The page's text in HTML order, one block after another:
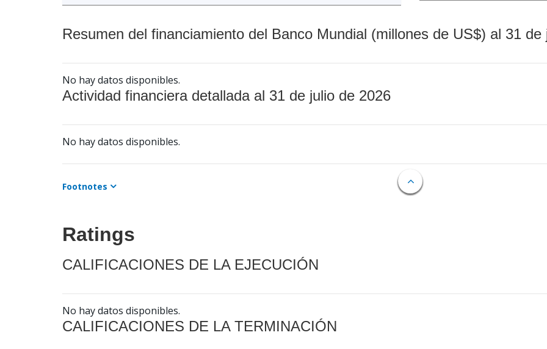
Resumen del financiamiento del Banco Mundial (millones de US$) al 31 de
No hay datos disponibles.
Actividad financiera detallada al 31 de julio de 2026
No hay datos disponibles.
Footnotes
Ratings
CALIFICACIONES DE LA EJECUCIÓN
No hay datos disponibles.
CALIFICACIONES DE LA TERMINACIÓN